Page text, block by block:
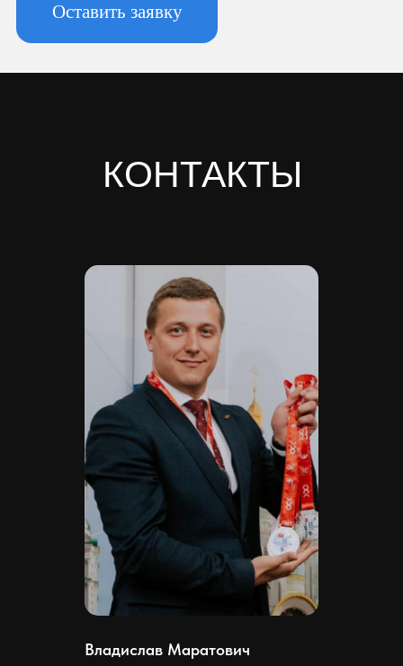
Владислав Маратович
3, к. 2, литера А, помещ. 135-Н офис А-1,
комната 2
Реквизиты:
БИК 044525104
Банк ООО "Банк Точка"